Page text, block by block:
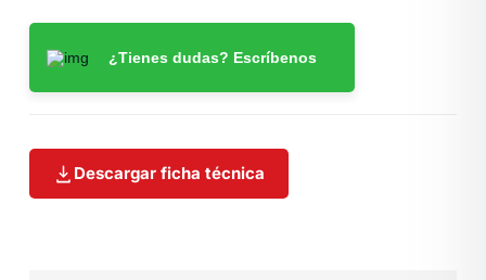
¿Tienes dudas? Escríbenos
Descargar ficha técnica